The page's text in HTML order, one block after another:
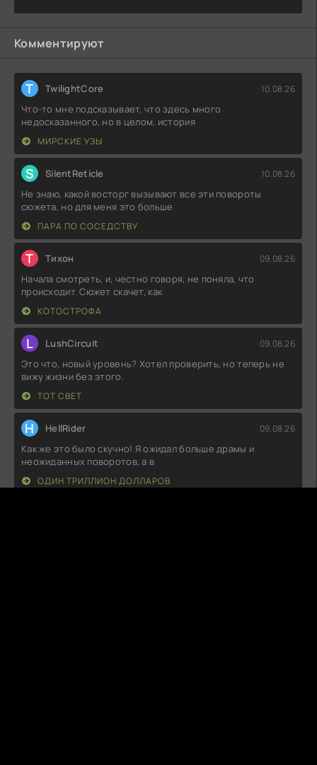
Комментируют
T TwilightCore 10.08.26
Что-то мне подсказывает, что здесь много
недосказанного, но в целом, история
МИРСКИЕ УЗЫ
S SilentReticle 10.08.26
Не знаю, какой восторг вызывают все эти повороты
сюжета, но для меня это больше
ПАРА ПО СОСЕДСТВУ
Т Тихон 09.08.26
Начала смотреть, и, честно говоря, не поняла, что
происходит. Сюжет скачет, как
КОТОСТРОФА
L LushCircuit 09.08.26
Это что, новый уровень? Хотел проверить, но теперь не
вижу жизни без этого.
ТОТ СВЕТ
H HellRider 09.08.26
Как же это было скучно! Я ожидал больше драмы и
неожиданных поворотов, а в
ОДИН ТРИЛЛИОН ДОЛЛАРОВ